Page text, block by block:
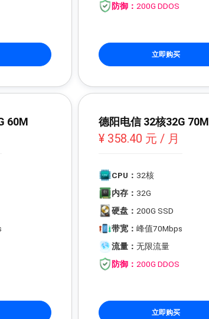
防御：200G DDOS
立即购买
60M 德阳电信 32核32G 70M
¥ 358.40 元 / 月
CPU： 32核
内存： 32G
硬盘： 200G SSD
带宽：峰值70Mbps
流量：无限流量
防御：200G DDOS
立即购买